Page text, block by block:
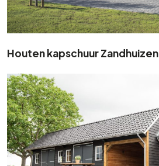
Houten kapschuur Zandhuizen